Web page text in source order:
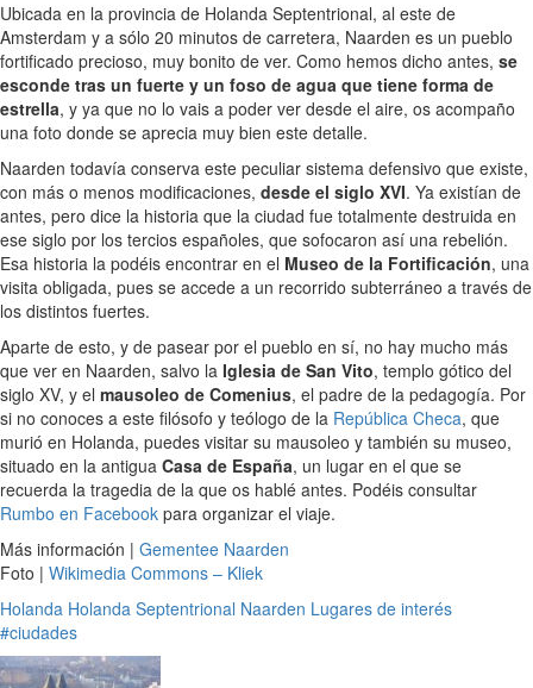
Ubicada en la provincia de Holanda Septentrional, al este de
Amsterdam y a sólo 20 minutos de carretera, Naarden es un pueblo
fortificado precioso, muy bonito de ver. Como hemos dicho antes, se
esconde tras un fuerte y un foso de agua que tiene forma de
estrella, y ya que no lo vais a poder ver desde el aire, os acompaño
una foto donde se aprecia muy bien este detalle.
Naarden todavía conserva este peculiar sistema defensivo que existe,
con más o menos modificaciones, desde el siglo XVI. Ya existían de
antes, pero dice la historia que la ciudad fue totalmente destruida en
ese siglo por los tercios españoles, que sofocaron así una rebelión.
Esa historia la podéis encontrar en el Museo de la Fortificación, una
visita obligada, pues se accede a un recorrido subterráneo a través de
los distintos fuertes.
Aparte de esto, y de pasear por el pueblo en sí, no hay mucho más
que ver en Naarden, salvo la Iglesia de San Vito, templo gótico del
siglo XV, y el mausoleo de Comenius, el padre de la pedagogía. Por
si no conoces a este filósofo y teólogo de la República Checa, que
murió en Holanda, puedes visitar su mausoleo y también su museo,
situado en la antigua Casa de España, un lugar en el que se
recuerda la tragedia de la que os hablé antes. Podéis consultar
Rumbo en Facebook para organizar el viaje.
Más información | Gementee Naarden
Foto | Wikimedia Commons – Kliek
Holanda Holanda Septentrional Naarden Lugares de interés
#ciudades